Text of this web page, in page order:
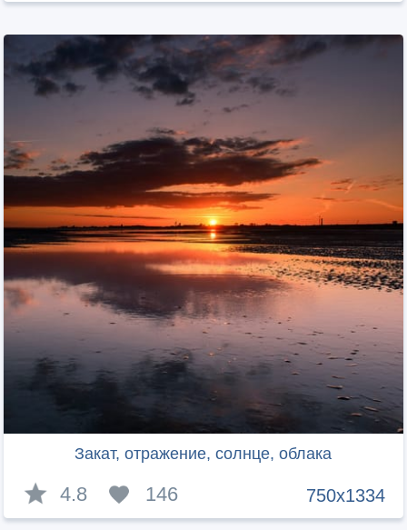
Закат, отражение, солнце, облака
750x1334
4.8 146